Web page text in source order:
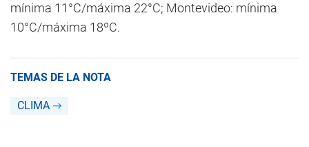
mínima 11°C/máxima 22°C; Montevideo: mínima
10°C/máxima 18ºC.
TEMAS DE LA NOTA
CLIMA